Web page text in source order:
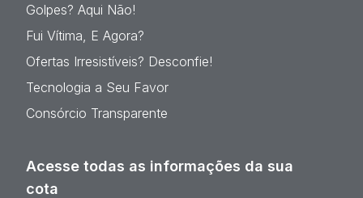
Golpes? Aqui Não!
Fui Vítima, E Agora?
Ofertas Irresistíveis? Desconfie!
Tecnologia a Seu Favor
Consórcio Transparente
Acesse todas as informações da sua
cota